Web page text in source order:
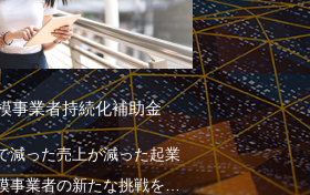
事業者持続化補助金
減った売上が減った起業
事業者の新たな挑戦を応